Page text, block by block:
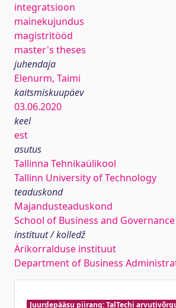
integratsioon
mainekujundus
magistritööd
master's theses
juhendaja
Elenurm, Taimi
kaitsmiskuupäev
03.06.2020
keel
est
asutus
Tallinna Tehnikaülikool
Tallinn University of Technology
teaduskond
Majandusteaduskond
School of Business and Governance
instituut / kolledž
Ärikorralduse instituut
Department of Business
Juurdepääsu piirang: TalTechi